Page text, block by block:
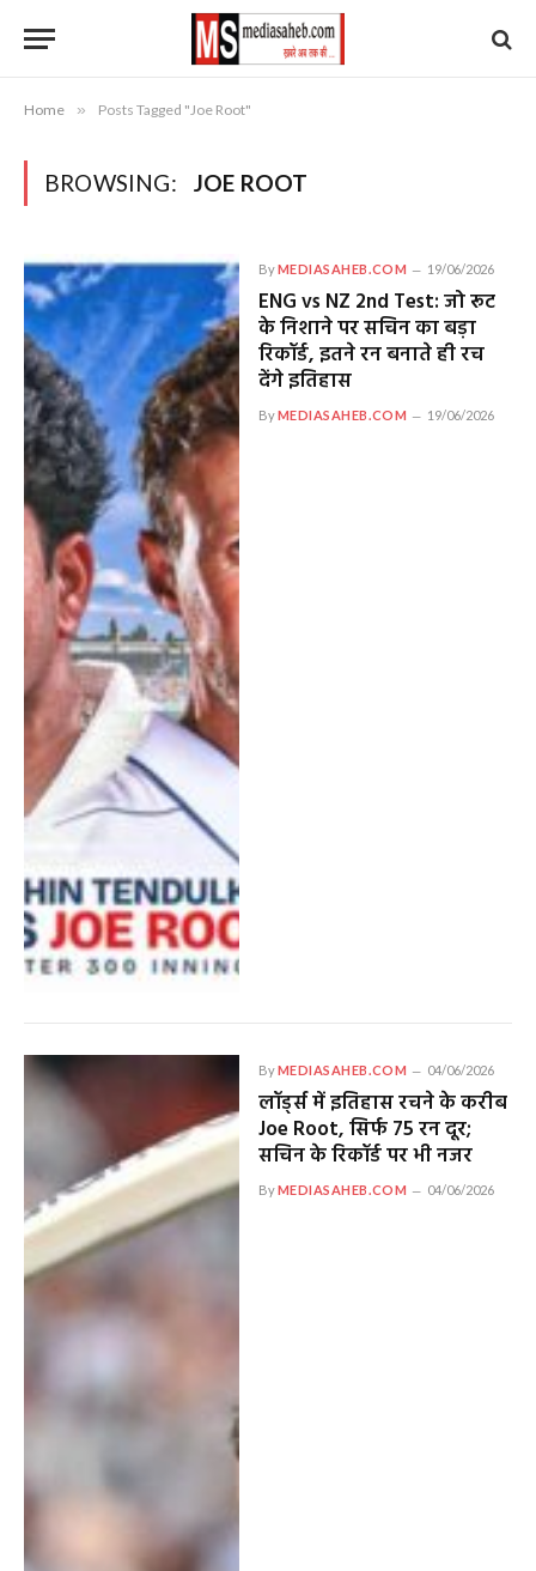
Home » Posts Tagged "Joe Root"
BROWSING: JOE ROOT
ByMEDIASAHEB.COM 19/06/2026
ENG vs NZ 2nd Test: जो रूट
के निशाने पर सचिन का बड़ा
रिकॉर्ड, इतने रन बनाते ही रच
देंगे इतिहास
ByMEDIASAHEB.COM 19/06/2026
ByMEDIASAHEB.COM 04/06/2026
लॉर्ड्स में इतिहास रचने के करीब
Joe Root, सिर्फ 75 रन दूर;
सचिन के रिकॉर्ड पर भी नजर
ByMEDIASAHEB.COM 04/06/2026